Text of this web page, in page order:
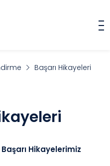
Başarı Hikayeleri
Başarı Hikayelerimiz